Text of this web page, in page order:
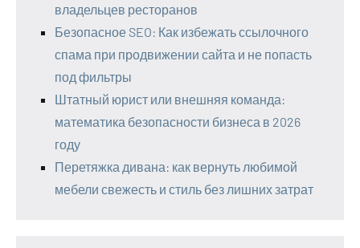
владельцев ресторанов
Безопасное SEO: Как избежать ссылочного
спама при продвижении сайта и не попасть
под фильтры
Штатный юрист или внешняя команда:
математика безопасности бизнеса в 2026
году
Перетяжка дивана: как вернуть любимой
мебели свежесть и стиль без лишних затрат